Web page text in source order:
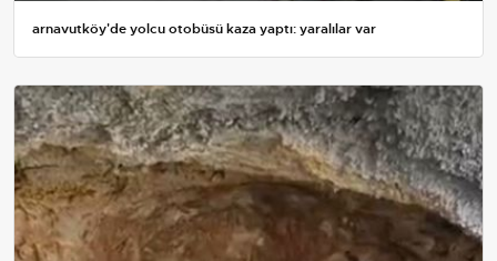
arnavutköy'de yolcu otobüsü kaza yaptı: yaralılar var